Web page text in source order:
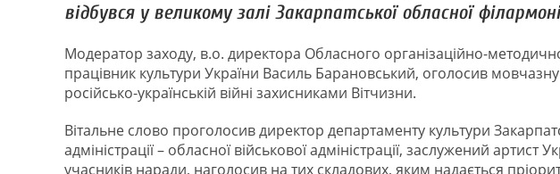
відбувся у великому залі Закарпатської обласної
Модератор заходу, в.о. директора Обласного організаційно-
працівник культури України Василь Барановський, оголосив
російсько-українській війні захисниками Вітчизни.
Вітальне слово проголосив директор департаменту культури
адміністрації – обласної військової адміністрації, заслужений артист
учасників наради, наголосив на тих складових, яким надається